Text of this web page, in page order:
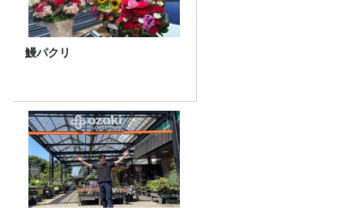
鰻パクリ